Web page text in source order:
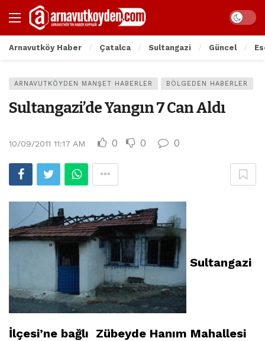
Arnavutköy Haber Çatalca Sultangazi Güncel
ARNAVUTKÖYDEN MANŞET HABERLER BÖLGEDEN HABERLER
Sultangazi’de Yangın 7 Can Aldı
10/09/2011 11:17 AM 0 0 0
Sultangazi
İlçesi’ne bağlı Zübeyde Hanım Mahallesi